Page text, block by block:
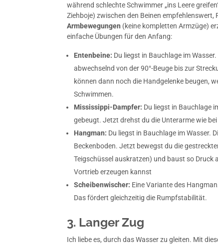
während schlechte Schwimmer „ins Leere
Ziehboje) zwischen den Beinen
Armbewegungen (keine kompletten Armzüge)
einfache Übungen für den Anfang:
Entenbeine: Du liegst in Bauchlage im
abwechselnd von der 90°-Beuge bis zur
können dann noch die Handgelenke beugen,
Schwimmen.
Mississippi-Dampfer: Du liegst in Bauchlage
gebeugt. Jetzt drehst du die Unterarme wie
Hangman: Du liegst in Bauchlage im Wasser.
Beckenboden. Jetzt bewegst du die
Teigschüssel auskratzen) und baust so
Vortrieb erzeugen kannst
Scheibenwischer: Eine Variante des
Das fördert gleichzeitig die Rumpfstabilität.
3. Langer Zug
Ich liebe es, durch das Wasser zu gleiten. Mit